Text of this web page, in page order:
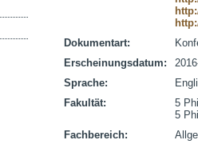
Dokumentart:
Erscheinungsdatum:
Sprache:
Fakultät:
5
5
Fachbereich: